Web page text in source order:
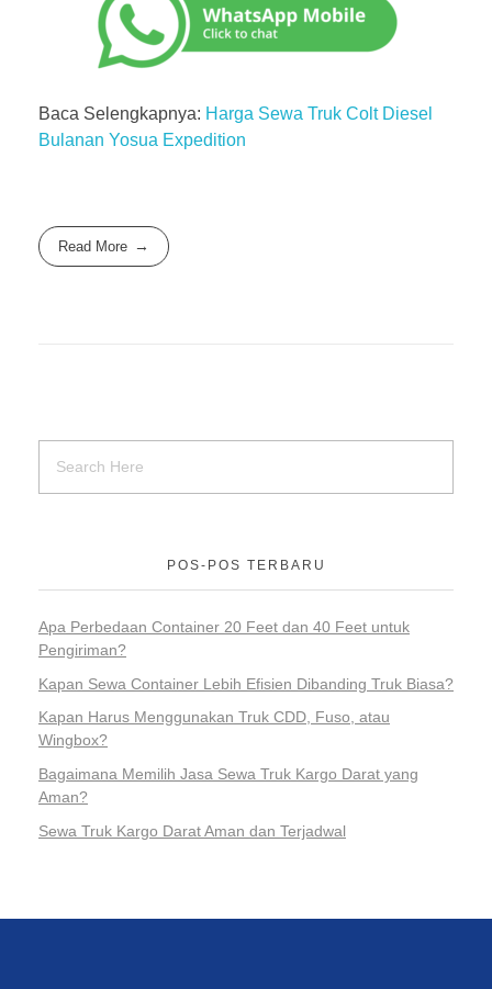
Baca Selengkapnya: Harga Sewa Truk Colt Diesel
Bulanan Yosua Expedition
Read More
POS-POS TERBARU
Apa Perbedaan Container 20 Feet dan 40 Feet untuk
Pengiriman?
Kapan Sewa Container Lebih Efisien Dibanding Truk Biasa?
Kapan Harus Menggunakan Truk CDD, Fuso, atau
Wingbox?
Bagaimana Memilih Jasa Sewa Truk Kargo Darat yang
Aman?
Sewa Truk Kargo Darat Aman dan Terjadwal